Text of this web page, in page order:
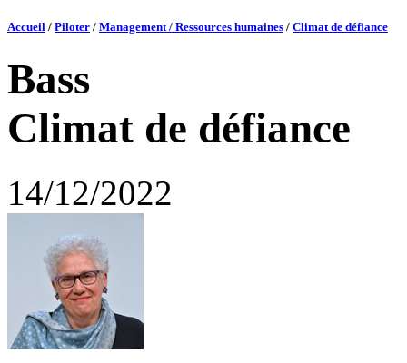
Accueil / Piloter / Management / Ressources humaines / Climat de défiance
Bass
Climat de défiance
14/12/2022